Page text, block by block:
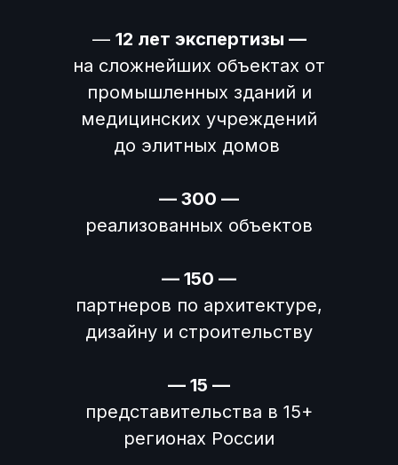
— 12 лет экспертизы —
на сложнейших объектах от
промышленных зданий и
медицинских учреждений
до элитных домов
— 300 —
реализованных объектов
— 150 —
партнеров по архитектуре,
дизайну и строительству
— 15 —
представительства в 15+
регионах России